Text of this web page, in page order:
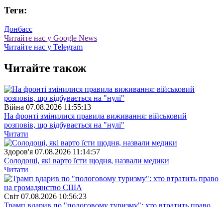
Теги:
Донбасс
Читайте нас у Google News
Читайте нас у Telegram
Читайте також
Війна 07.08.2026 11:55:13
На фронті змінилися правила виживання: військовий
розповів, що відбувається на "нулі"
Читати
Здоров'я 07.08.2026 11:14:57
Солодощі, які варто їсти щодня, назвали медики
Читати
Свiт 07.08.2026 10:56:23
Трамп вдарив по "пологовому туризму": хто втратить право